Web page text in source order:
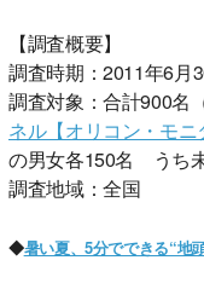
【調査概要】
調査時期：2011年6月
調査対象：合計900名
ネル【オリコン・モニ
の男女各150名 うち
調査地域：全国
◆暑い夏、5分でできる“地